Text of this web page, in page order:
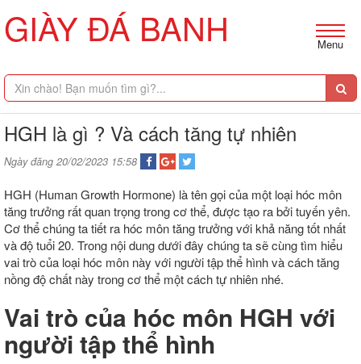
GIÀY ĐÁ BANH Menu
HGH là gì ? Và cách tăng tự nhiên
Ngày đăng 20/02/2023 15:58
HGH (Human Growth Hormone) là tên gọi của một loại hóc môn
tăng trưởng rất quan trọng trong cơ thể, được tạo ra bởi tuyến yên.
Cơ thể chúng ta tiết ra hóc môn tăng trưởng với khả năng tốt nhất
và độ tuổi 20. Trong nội dung dưới đây chúng ta sẽ cùng tìm hiểu
vai trò của loại hóc môn này với người tập thể hình và cách tăng
nồng độ chất này trong cơ thể một cách tự nhiên nhé.
Vai trò của hóc môn HGH với
người tập thể hình